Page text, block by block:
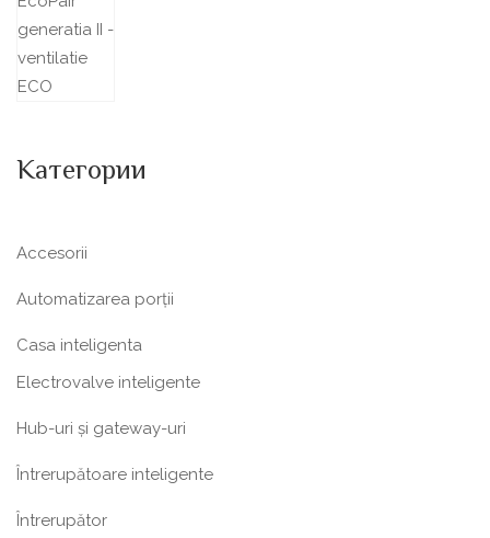
Категории
Accesorii
Automatizarea porții
Casa inteligenta
Electrovalve inteligente
Hub-uri și gateway-uri
Întrerupătoare inteligente
Întrerupător